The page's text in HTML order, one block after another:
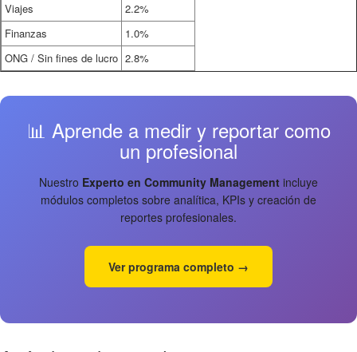
Viajes
2.2%
Finanzas
1.0%
ONG / Sin fines de lucro 2.8%
📊 Aprende a medir y reportar como
un profesional
Nuestro Experto en Community Management incluye
módulos completos sobre analítica, KPIs y creación de
reportes profesionales.
Ver programa completo →